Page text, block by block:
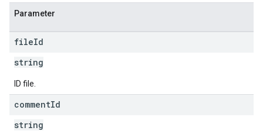
Parameter
fileId
string
ID file.
commentId
string